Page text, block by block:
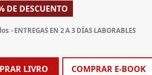
DE DESCUENTO
ENTREGAS EN 2 A 3 DÍAS LABORABLES
LIVRO COMPRAR E-BOOK